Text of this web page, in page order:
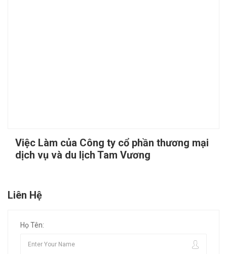
Việc Làm của Công ty cổ phần thương mại
dịch vụ và du lịch Tam Vương
Liên Hệ
Họ Tên: